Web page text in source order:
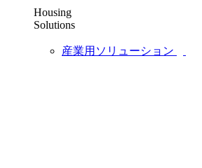
Housing
Solutions
産業用ソリューション